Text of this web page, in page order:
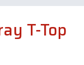
T-Top